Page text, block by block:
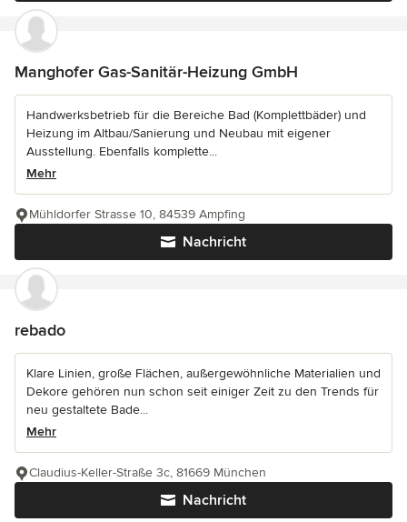
Manghofer Gas-Sanitär-Heizung GmbH
Handwerksbetrieb für die Bereiche Bad (Komplettbäder) und
Heizung im Altbau/Sanierung und Neubau mit eigener
Ausstellung. Ebenfalls komplette...
Mehr
Nachricht
Mühldorfer Strasse 10, 84539 Ampfing
rebado
Klare Linien, große Flächen, außergewöhnliche Materialien und
Dekore gehören nun schon seit einiger Zeit zu den Trends für
neu gestaltete Bade...
Mehr
Nachricht
Claudius-Keller-Straße 3c, 81669 München